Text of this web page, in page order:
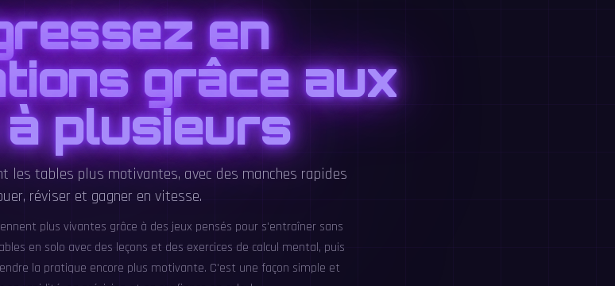
en
grâce aux
plusieurs
les tables plus motivantes, avec des manches rapides
réviser et gagner en vitesse.
plus vivantes grâce à des jeux pensés pour s'entraîner sans
en solo avec des leçons et des exercices de calcul mental, puis
la pratique encore plus motivante. C'est une façon simple et